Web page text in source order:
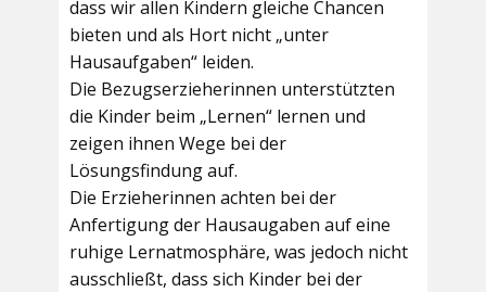
dass wir allen Kindern gleiche Chancen
bieten und als Hort nicht „unter
Hausaufgaben“ leiden.
Die Bezugserzieherinnen unterstützten
die Kinder beim „Lernen“ lernen und
zeigen ihnen Wege bei der
Lösungsfindung auf.
Die Erzieherinnen achten bei der
Anfertigung der Hausaugaben auf eine
ruhige Lernatmosphäre, was jedoch nicht
ausschließt, dass sich Kinder bei der